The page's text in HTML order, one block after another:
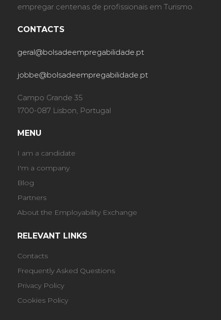
empregar centenas de profissionais em Turismo.
CONTACTS
geral@bolsadeempregabilidade.pt
jobbe@bolsadeempregabilidade.pt
Campo Grande 35
1700-087 Lisbon, Portugal
MENU
I am a candidate
I'm a company
Blog
Partners
About the Employability Exchange
RELEVANT LINKS
Contacts
Frequently Asked Questions
Privacy Policy
Cookies Policy